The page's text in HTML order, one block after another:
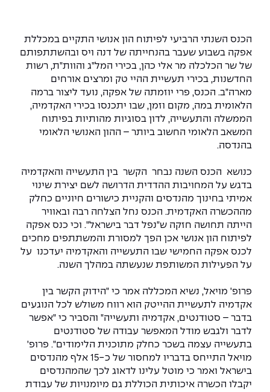
הכנס השנתי הרביעי לפיתוח הון אנושי התקיים במכללת
אפקה בשבוע שעבר בהנחייתה של דנה ויס ובהשתתפותם
של שר הכלכלה מר אלי כהן, בכירי המל"ג והוות"ת, רשות
החדשנות, בכירי תעשיית ההיי טק ומרצים אורחים
מארה"ב. הכנס, פרי יוזמתה של אפקה, נועד ליצור ברמה
הלאומית במה, מקום וזמן, שבו יתכנסו בכירי האקדמיה,
הממשלה והתעשייה, לדון בסוגיות מהותיות בפיתוח
המשאב הלאומי החשוב ביותר – ההון האנושי הלאומי
בהנדסה.
כנושא הכנס השנה נבחר הקשר בין התעשייה והאקדמיה
בדגש על המחויבות ההדדית הדרושה לשם יצירת שינוי
אמיתי בחינוך מהנדסים והקניית כישורים חיוניים כחלק
מההכשרה האקדמית. הכנס נחל הצלחה רבה ובאוויר
הייתה תחושה חזקה ש"נפל דבר בישראל". וכי כנס אפקה
לפיתוח הון אנושי אכן הפך למסורת והמשתתפים מחכים
לכנס אפקה החמישי שבו התעשייה והאקדמיה יעדכנו על
על הפעילות המשותפת שנעשתה במהלך השנה.
פרופ' מויאל, נשיא המכללה אמר כי "הידוק הקשר בין
אקדמיה לתעשיית ההייטק הוא רווח משולש לכל הנוגעים
בדבר – סטודנטים, אקדמיה ותעשייה" והסביר כי "אפשר
לדבר ולגבש מודל המאפשר עבודה של סטודנטים
בתעשייה עצמה בשכר כחלק מתוכנית הלימודים". פרופ'
מויאל התייחס בדבריו למחסור של כ-15 אלף מהנדסים
בישראל ואמר כי מוטל עלינו לדאוג לכך שהמהנדסים
יקבלו הכשרה איכותית הכוללת גם מיומנויות של עבודת
נהלים, תקנונים וחקיקה
הוגנות מגדרית
הצהרת נגישות
לעבוד באפקה
לוח שנה אקדמי
צור קשר
חדשות אפקה
כתבות
מדברים הנדסה (פודקאסט)
ידיעות מן העיתונות
כתבי עת
כואבים את לכתם
דו-חוגי בהנדסה ומדעים
תואר שני בהנדסה
הנדסת אנרגיה והספק
הנדסה וניהול
הנדסת מערכות
הנדסה רפואית
מערכות תבוניות AI
יחידות לימוד אקדמיות
היחידה למתמטיקה
היחידה לפיזיקה
היחידה לאנגלית
היחידה לחברה ורוח
דקאנט הסטודנטים
מרכז קריירה
מעבדות
ספרייה
אגודת הסטודנטים
מעטפת תמיכה למשרתות ולמשרתים
מעטפת חוסן
אופק – מרכזים לפיתוח מיומנויות
מועדוני סטודנטים
נבחרות הספורט
מעורבות חברתית
מרכז החדשנות והיזמות
עתודה אקדמית
מסלול ישיר לתואר ראשון
מידע למועמד תואר שני
הרשמה און ליין
שאלות ותשובות
מלגות ע״ב נתוני קבלה
תנאי קבלה - הנדסה
למה לעשות תואר שני באפקה?
מעטפת תמיכה וחוסן למשרתות
ולמשרתי המילואים – תשפ״ו
המרכז לאנרגיה מתחדשת ובת קיימא
המרכז למחקר יישומי בעיבוד שפה וקול
המרכז להנדסת חומרים ותהליכים
מרכז ICSGen.AI
כנסים
Skills & Tech
כנסי פיתוח הון אנושי לאומי בהנדסה
כנס עיבוד דיבור
מדד הכישורים